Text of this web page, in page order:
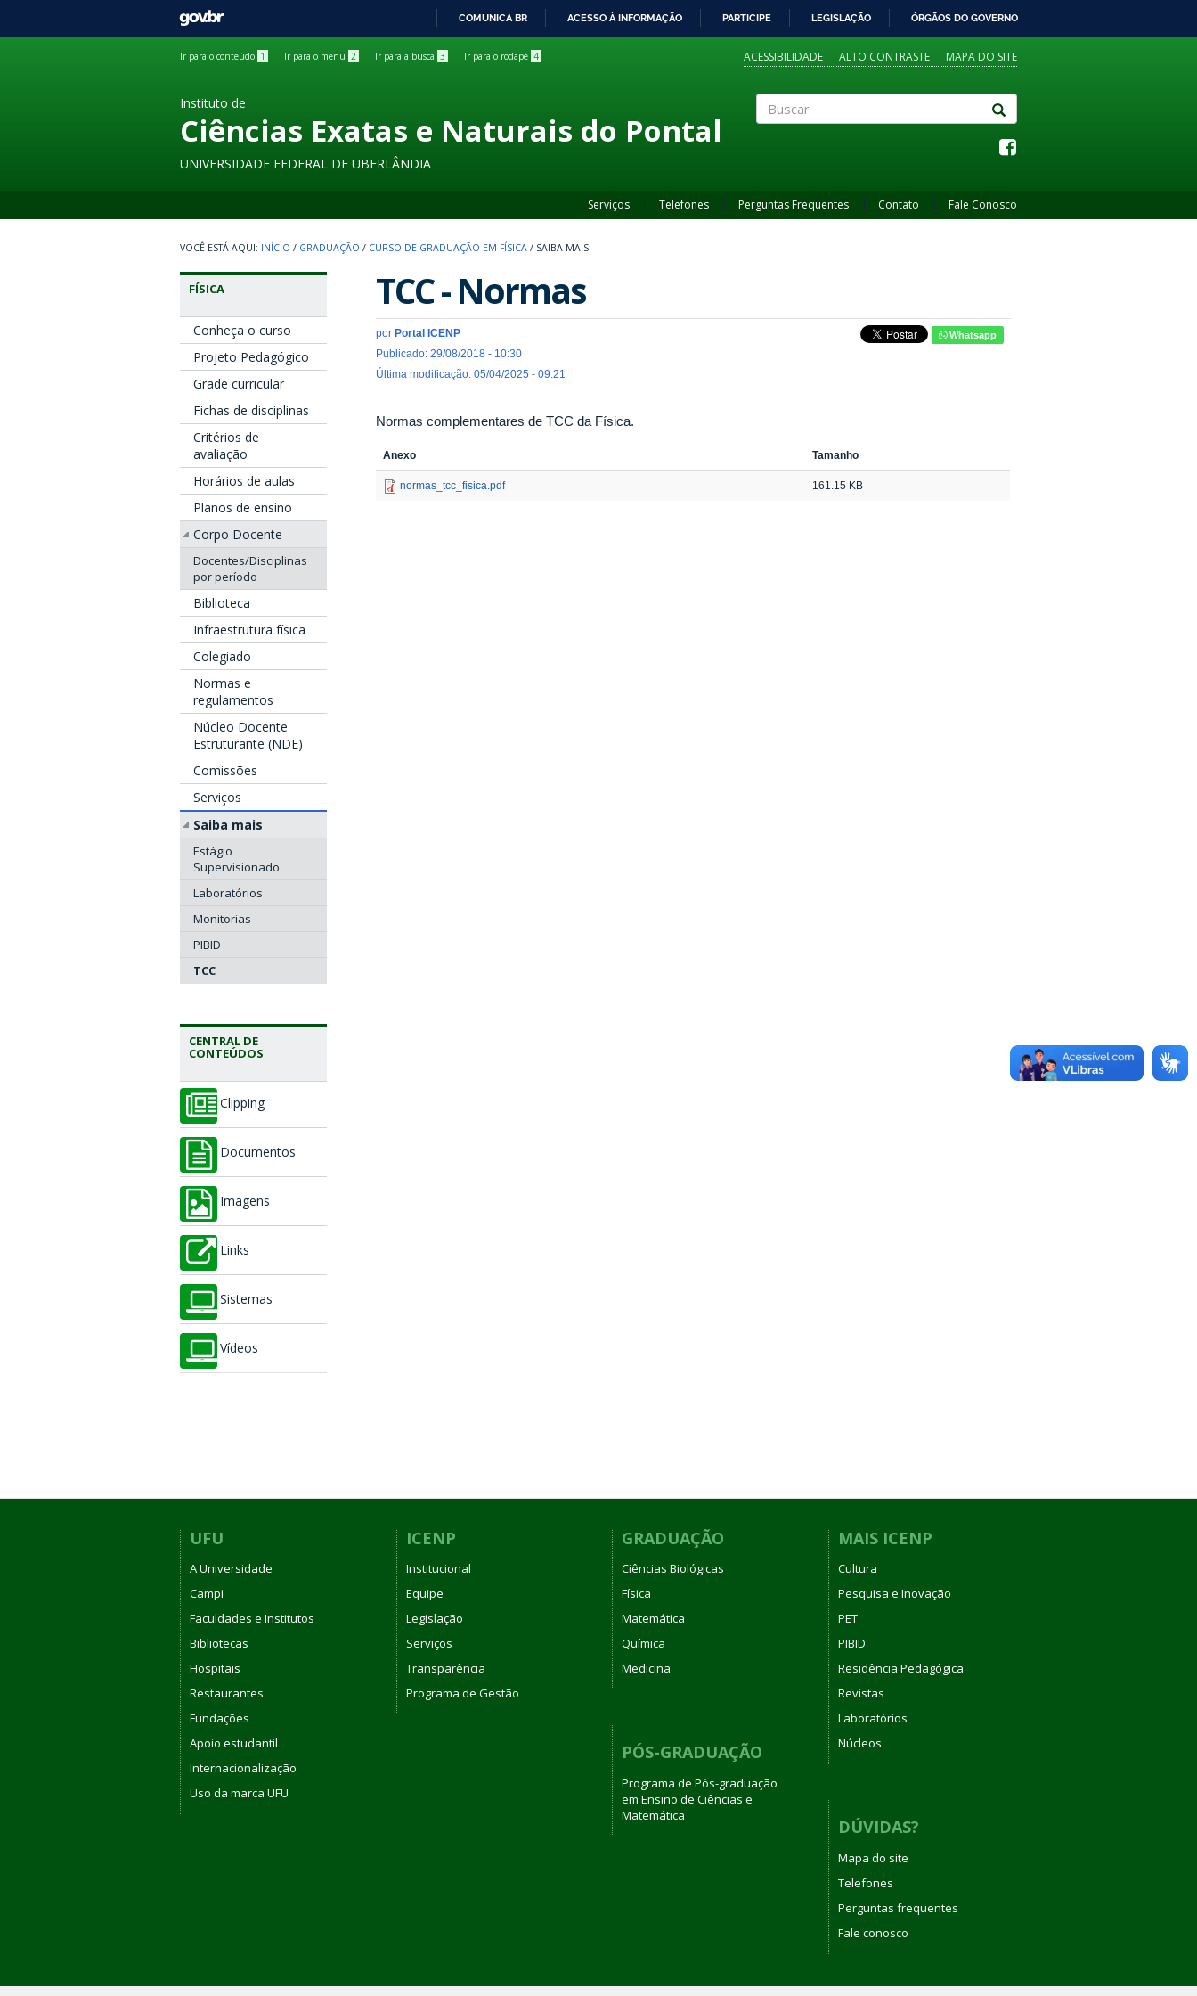
GOVBR
COMUNICA BR ACESSO À INFORMAÇÃO PARTICIPE LEGISLAÇÃO ÓRGÃOS DO GOVERNO
Ir para o conteúdo 1 Ir para o menu 2 Ir para a busca 3 Ir para o rodapé 4 ACESSIBILIDADE ALTO CONTRASTE MAPA DO SITE
Instituto de
Ciências Exatas e Naturais do Pontal
UNIVERSIDADE FEDERAL DE UBERLÂNDIA
Serviços Telefones Perguntas Frequentes Contato Fale Conosco
INÍCIO / GRADUAÇÃO / CURSO DE GRADUAÇÃO EM FÍSICA / SAIBA MAIS
FÍSICA
Conheça o curso
Projeto Pedagógico
Grade curricular
Fichas de disciplinas
Critérios de
avaliação
Horários de aulas
Planos de ensino
Corpo Docente
Docentes/Disciplinas
por período
Biblioteca
Infraestrutura física
Colegiado
Normas e
regulamentos
Núcleo Docente
Estruturante (NDE)
Comissões
Serviços
Saiba mais
Estágio
Supervisionado
Laboratórios
Monitorias
PIBID
TCC
CENTRAL DE
CONTEÚDOS
Clipping
Documentos
Imagens
Links
Sistemas
Vídeos
TCC - Normas
por Portal ICENP
Publicado: 29/08/2018 - 10:30
Última modificação: 05/04/2025 - 09:21
Whatsapp
Normas complementares de TCC da Física.
Anexo Tamanho
normas_tcc_fisica.pdf 161.15 KB
UFU
A Universidade
Campi
Faculdades e Institutos
Bibliotecas
Hospitais
Restaurantes
Fundações
Apoio estudantil
Internacionalização
Uso da marca UFU
ICENP
Institucional
Equipe
Legislação
Serviços
Transparência
Programa de Gestão
GRADUAÇÃO
Ciências Biológicas
Física
Matemática
Química
Medicina
PÓS-GRADUAÇÃO
Programa de Pós-graduação
em Ensino de Ciências e
Matemática
MAIS ICENP
Cultura
Pesquisa e Inovação
PET
PIBID
Residência Pedagógica
Revistas
Laboratórios
Núcleos
DÚVIDAS?
Mapa do site
Telefones
Perguntas frequentes
Fale conosco